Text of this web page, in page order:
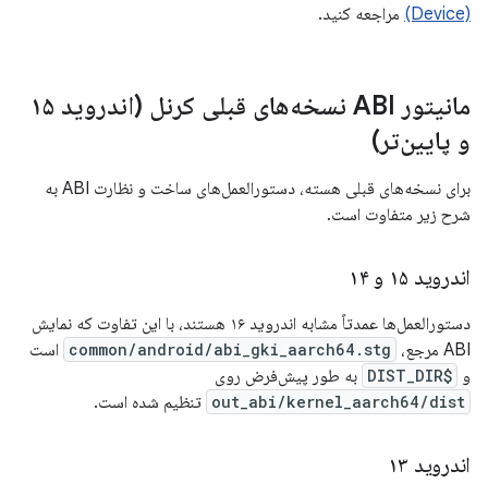
(Device) مراجعه کنید.
مانیتور ABI نسخه‌های قبلی کرنل (اندروید ۱۵
و پایین‌تر)
برای نسخه‌های قبلی هسته، دستورالعمل‌های ساخت و نظارت ABI به
شرح زیر متفاوت است.
اندروید ۱۵ و ۱۴
دستورالعمل‌ها عمدتاً مشابه اندروید ۱۶ هستند، با این تفاوت که نمایش
ABI مرجع،
common/android/abi_gki_aarch64.stg است
و $DIST_DIR به طور پیش‌فرض روی
out_abi/kernel_aarch64/dist تنظیم شده است.
اندروید ۱۳